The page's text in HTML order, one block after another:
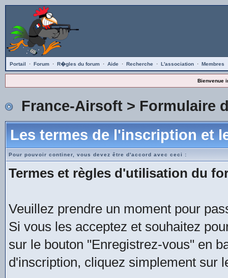
Portail · Forum · R�gles du forum · Aide · Recherche · L'association · Membres
Bienvenue
France-Airsoft> Formulaire
Les termes de l'inscription et
Pour pouvoir continer, vous devez être d'accord avec ceci :
Termes et règles d'utilisation du
Veuillez prendre un moment pour
Si vous les acceptez et souhaitez
sur le bouton "Enregistrez-vous" en
d'inscription, cliquez simplement sur